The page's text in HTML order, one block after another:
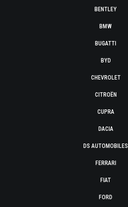
BENTLEY
BMW
BUGATTI
BYD
CHEVROLET
CITROËN
CUPRA
DACIA
DS AUTOMOBILES
FERRARI
FIAT
FORD